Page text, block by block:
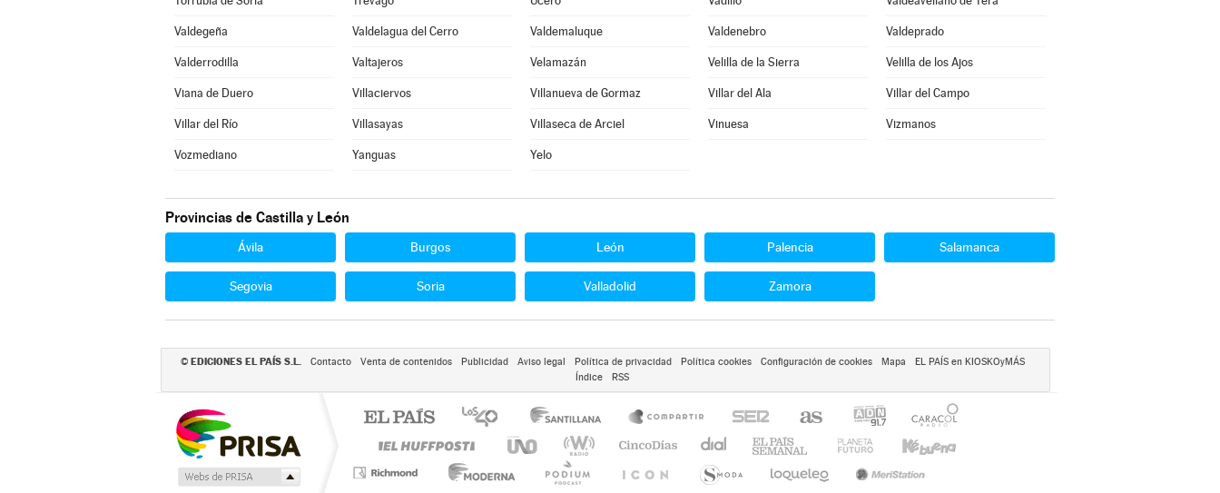
Valdegeña Valdelagua del Cerro Valdemaluque Valdenebro Valdeprado
Valderrodilla Valtajeros Velamazán Velilla de la Sierra Velilla de los Ajos
Viana de Duero Villaciervos Villanueva de Gormaz Villar del Ala Villar del Campo
Villar del Río Villasayas Villaseca de Arciel Vinuesa Vizmanos
Vozmediano Yanguas Yelo
Provincias de Castilla y León
Ávila Burgos León Palencia Salamanca
Segovia Soria Valladolid Zamora
© EDICIONES EL PAÍS S.L. Contacto Venta de contenidos Publicidad Aviso legal Política de privacidad Política cookies Configuración de cookies Mapa
EL PAÍS en KIOSKOyMÁS
Índice
RSS